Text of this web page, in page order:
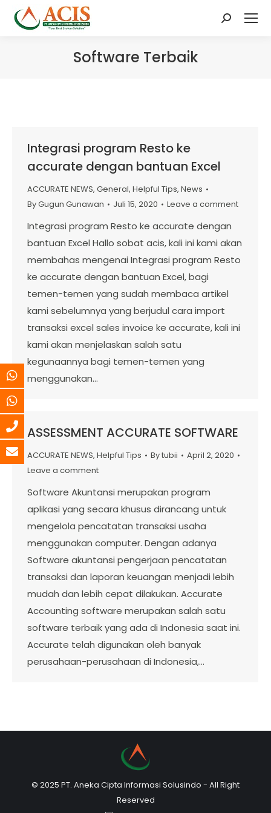
Search:
Software Terbaik
Integrasi program Resto ke
accurate dengan bantuan Excel
ACCURATE NEWS, General, Helpful Tips, News
ByGugun Gunawan Juli 15, 2020 Leave a comment
Integrasi program Resto ke accurate dengan
bantuan Excel Hallo sobat acis, kali ini kami akan
membahas mengenai Integrasi program Resto
ke accurate dengan bantuan Excel, bagi
temen-temen yang sudah membaca artikel
kami sebelumnya yang berjudul cara import
transaksi excel sales invoice ke accurate, kali ini
kami akan menjelaskan salah satu
kegunaannya bagi temen-temen yang
menggunakan…
ASSESSMENT ACCURATE SOFTWARE
ACCURATE NEWS, Helpful Tips Bytubii
April 2, 2020
Leave a comment
Software Akuntansi merupakan program
aplikasi yang secara khusus dirancang untuk
mengelola pencatatan transaksi usaha
menggunakan computer. Dengan adanya
Software akuntansi pengerjaan pencatatan
transaksi dan laporan keuangan menjadi lebih
mudah dan lebih cepat dilakukan. Accurate
Accounting software merupakan salah satu
software terbaik yang ada di Indonesia saat ini.
Accurate telah digunakan oleh banyak
perusahaan-perusahaan di Indonesia,…
© 2025 PT. Aneka Cipta Informasi Solusindo - All Right
Reserved